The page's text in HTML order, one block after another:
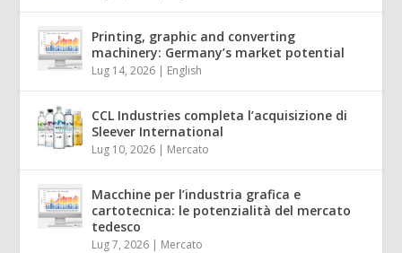
Printing, graphic and converting
machinery: Germany’s market potential
Lug 14, 2026 | English
CCL Industries completa l’acquisizione di
Sleever International
Lug 10, 2026 | Mercato
Macchine per l’industria grafica e
cartotecnica: le potenzialità del mercato
tedesco
Lug 7, 2026 | Mercato